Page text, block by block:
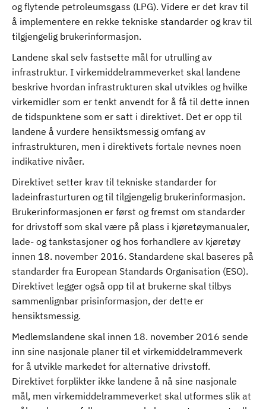
og flytende petroleumsgass (LPG). Videre er det krav til
å implementere en rekke tekniske standarder og krav til
tilgjengelig brukerinformasjon.
Landene skal selv fastsette mål for utrulling av
infrastruktur. I virkemiddelrammeverket skal landene
beskrive hvordan infrastrukturen skal utvikles og hvilke
virkemidler som er tenkt anvendt for å få til dette innen
de tidspunktene som er satt i direktivet. Det er opp til
landene å vurdere hensiktsmessig omfang av
infrastrukturen, men i direktivets fortale nevnes noen
indikative nivåer.
Direktivet setter krav til tekniske standarder for
ladeinfrasturturen og til tilgjengelig brukerinformasjon.
Brukerinformasjonen er først og fremst om standarder
for drivstoff som skal være på plass i kjøretøymanualer,
lade- og tankstasjoner og hos forhandlere av kjøretøy
innen 18. november 2016. Standardene skal baseres på
standarder fra European Standards Organisation (ESO).
Direktivet legger også opp til at brukerne skal tilbys
sammenlignbar prisinformasjon, der dette er
hensiktsmessig.
Medlemslandene skal innen 18. november 2016 sende
inn sine nasjonale planer til et virkemiddelrammeverk
for å utvikle markedet for alternative drivstoff.
Direktivet forplikter ikke landene å nå sine nasjonale
mål, men virkemiddelrammeverket skal utformes slik at